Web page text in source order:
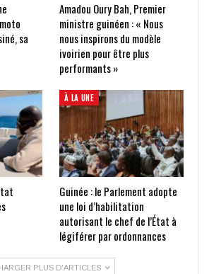
sa
Amadou Oury Bah, Premier
ministre guinéen : « Nous
nous inspirons du modèle
ivoirien pour être plus
performants »
À LA UNE
Guinée : le Parlement adopte
une loi d’habilitation
autorisant le chef de l’État à
légiférer par ordonnances
PLUS D'ARTICLES